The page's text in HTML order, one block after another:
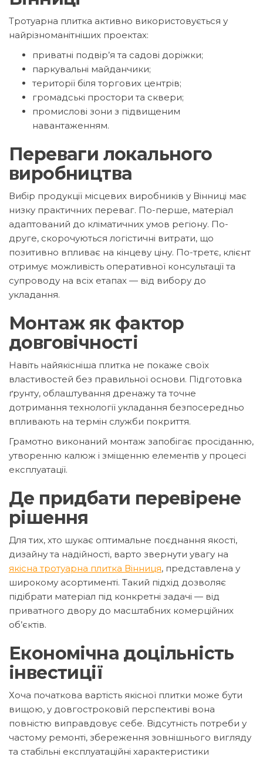
Тротуарна плитка активно використовується у
найрізноманітніших проектах:
приватні подвір’я та садові доріжки;
паркувальні майданчики;
території біля торгових центрів;
громадські простори та сквери;
промислові зони з підвищеним
навантаженням.
Переваги локального
виробництва
Вибір продукції місцевих виробників у Вінниці має
низку практичних переваг. По-перше, матеріал
адаптований до кліматичних умов регіону. По-
друге, скорочуються логістичні витрати, що
позитивно впливає на кінцеву ціну. По-третє, клієнт
отримує можливість оперативної консультації та
супроводу на всіх етапах — від вибору до
укладання.
Монтаж як фактор
довговічності
Навіть найякісніша плитка не покаже своїх
властивостей без правильної основи. Підготовка
ґрунту, облаштування дренажу та точне
дотримання технології укладання безпосередньо
впливають на термін служби покриття.
Грамотно виконаний монтаж запобігає просіданню,
утворенню калюж і зміщенню елементів у процесі
експлуатації.
Де придбати перевірене
рішення
Для тих, хто шукає оптимальне поєднання якості,
дизайну та надійності, варто звернути увагу на
якісна тротуарна плитка Вінниця, представлена у
широкому асортименті. Такий підхід дозволяє
підібрати матеріал під конкретні задачі — від
приватного двору до масштабних комерційних
об’єктів.
Економічна доцільність
інвестиції
Хоча початкова вартість якісної плитки може бути
вищою, у довгостроковій перспективі вона
повністю виправдовує себе. Відсутність потреби у
частому ремонті, збереження зовнішнього вигляду
та стабільні експлуатаційні характеристики